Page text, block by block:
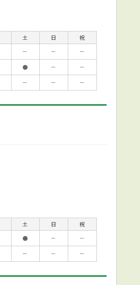
土 日
祝
－ －
－
● －
－
－ － －
土 日
祝
● －
－
－ － －